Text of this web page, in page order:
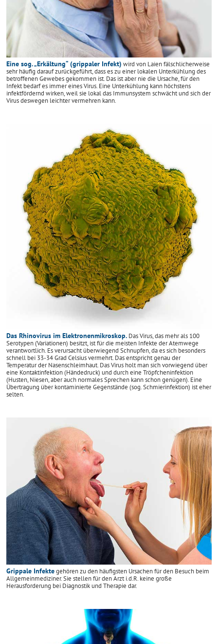
Eine sog. „Erkältung“ (grippaler Infekt) wird von Laien fälschlicherweise
sehr häufig darauf zurückgeführt, dass es zu einer lokalen Unterkühlung des
betroffenen Gewebes gekommen ist. Das ist aber nie die Ursache, für den
Infekt bedarf es immer eines Virus. Eine Unterkühlung kann höchstens
infektfördernd wirken, weil sie lokal das Immunsystem schwächt und sich der
Virus deswegen leichter vermehren kann.
Das Rhinovirus im Elektronenmikroskop.Das Virus, das mehr als 100
Serotypen (Variationen) besitzt, ist für die meisten Infekte der Atemwege
verantwortlich. Es verursacht überwiegend Schnupfen, da es sich besonders
schnell bei 33-34 Grad Celsius vermehrt. Das entspricht genau der
Temperatur der Nasenschleimhaut. Das Virus holt man sich vorwiegend über
eine Kontaktinfektion (Händedruck) und durch eine Tröpfcheninfektion
(Husten, Niesen, aber auch normales Sprechen kann schon genügen). Eine
Übertragung über kontaminierte Gegenstände (sog. Schmierinfektion) ist eher
selten.
Grippale Infektegehören zu den häufigsten Ursachen für den Besuch beim
Allgemeinmediziner. Sie stellen für den Arzt i.d.R. keine große
Herausforderung bei Diagnostik und Therapie dar.